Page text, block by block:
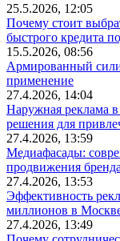
25.5.2026, 12:05
Почему стоит
быстрого кредита
15.5.2026, 08:56
Армированный
применение
27.4.2026, 14:04
Наружная реклама
решения для
27.4.2026, 13:59
Медиафасады:
продвижения
27.4.2026, 13:53
Эффективность
миллионов в
27.4.2026, 13:49